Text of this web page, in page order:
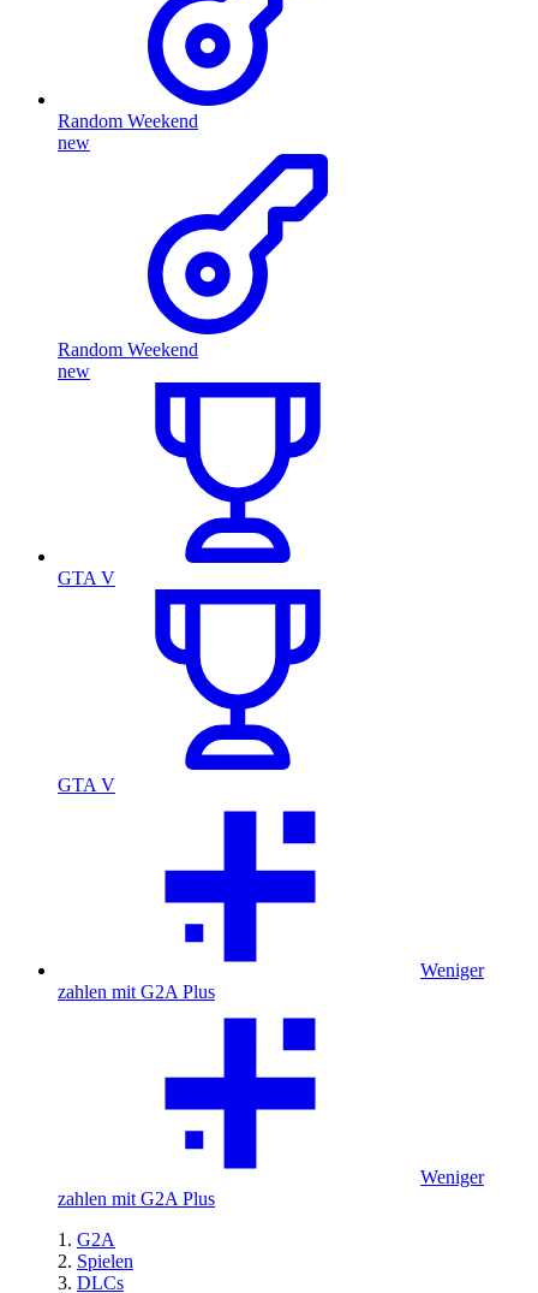
Random Weekend
new
Random Weekend
new
GTA V
GTA V
Weniger
zahlen mit G2A Plus
Weniger
zahlen mit G2A Plus
G2A
Spielen
DLCs